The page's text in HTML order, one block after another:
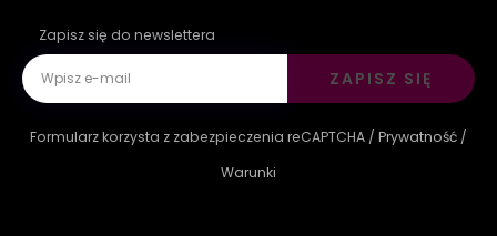
Zapisz się do newslettera
ZAPISZ SIĘ
Formularz korzysta z zabezpieczenia reCAPTCHA / Prywatność /
Warunki